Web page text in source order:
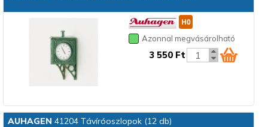
Azonnal megvásárolható
3 550 Ft
AUHAGEN 41204 Távíróoszlopok (12 db)